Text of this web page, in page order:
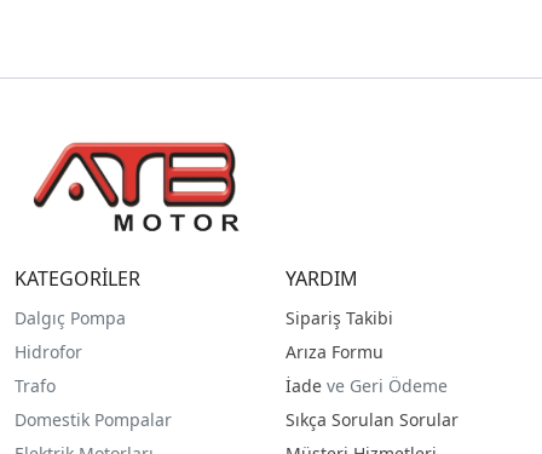
KATEGORİLER
Dalgıç Pompa
Hidrofor
Trafo
Domestik Pompalar
YARDIM
Sipariş Takibi
Arıza Formu
İade ve Geri Ödeme
Sıkça Sorulan Sorular